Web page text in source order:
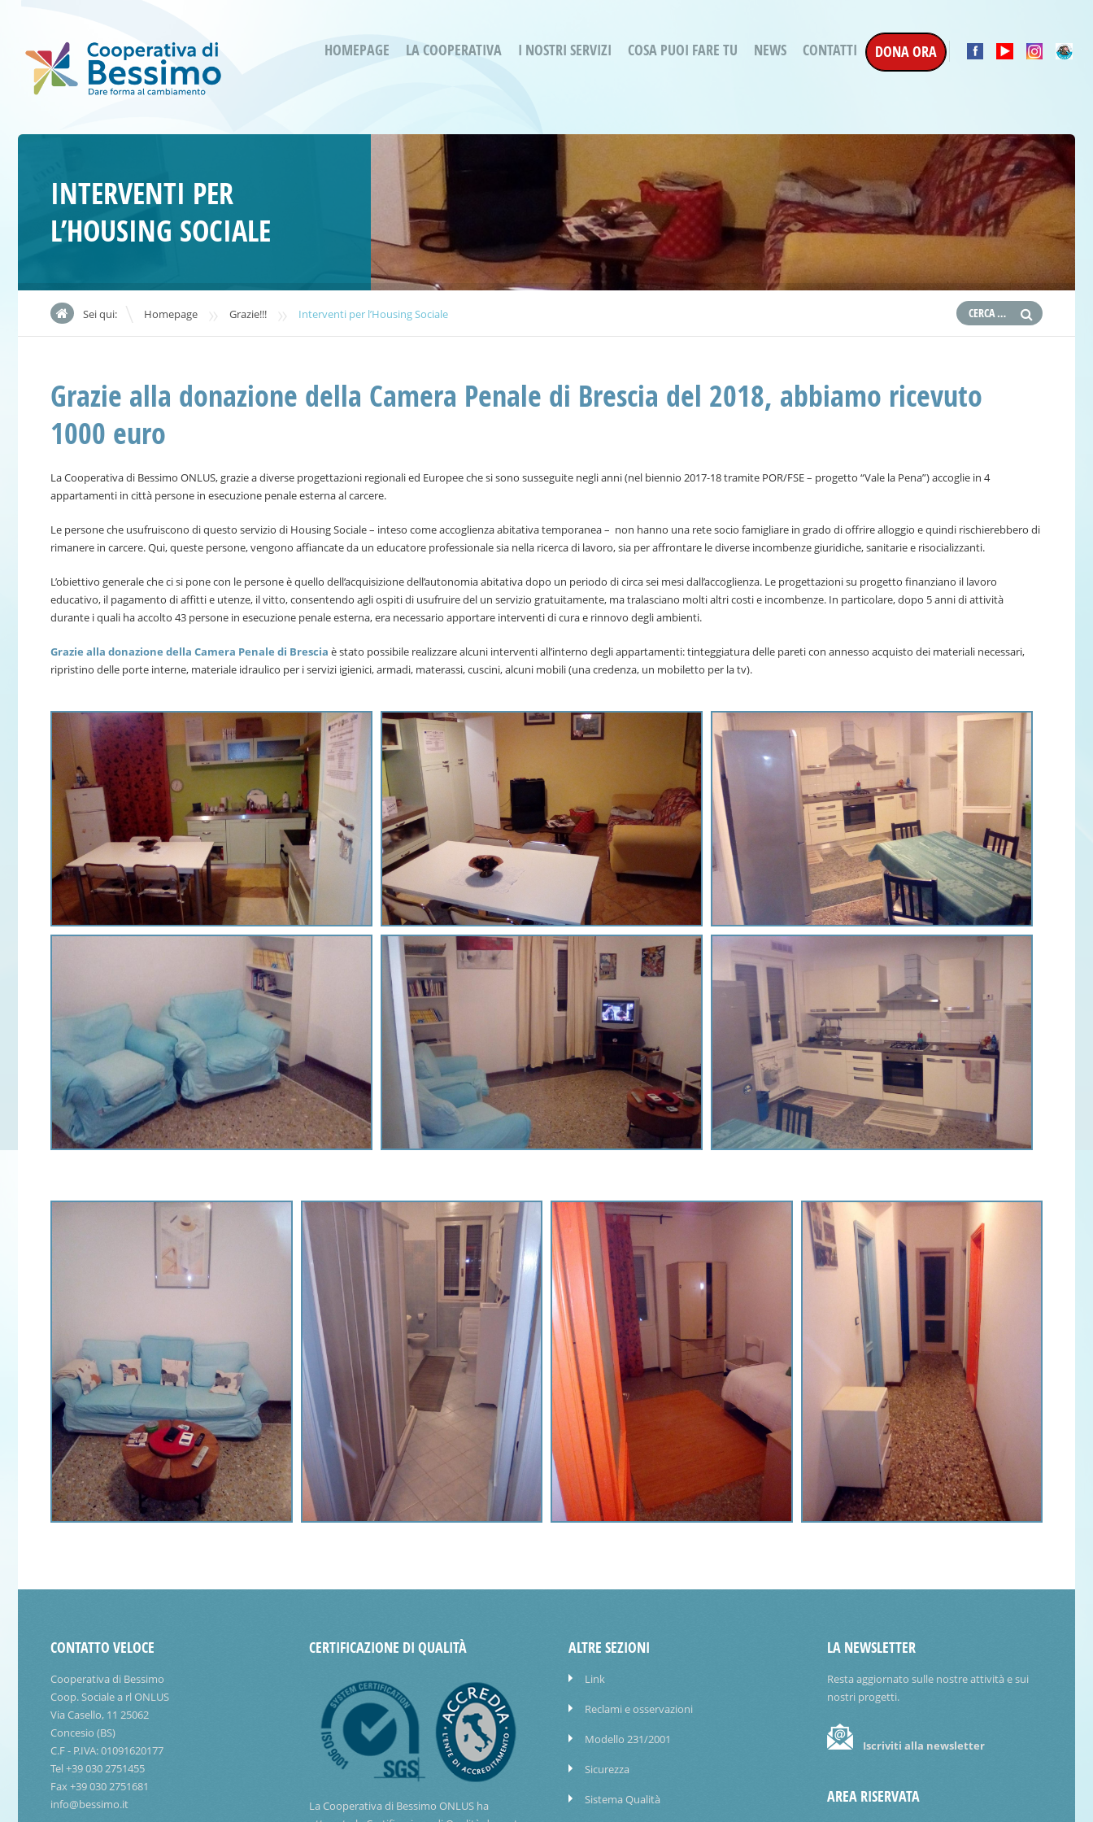
HOMEPAGE LA COOPERATIVA I NOSTRI SERVIZI
Bessimo Due
Regina di Cuori
Servizi di Inclusione Sociale
SMI Gli Acrobati – Lallio
Housing Sociale
ergoterapica
Oltre la Terapia
Progetti in corso
Progetti conclusi
COSA PUOI FARE TU NEWS CONTATTI DONA ORA
INTERVENTI PER
L’HOUSING SOCIALE
Sei qui: Homepage » Grazie!!! » Interventi per l’Housing Sociale
Grazie alla donazione della Camera Penale di Brescia del 2018, abbiamo ricevuto
1000 euro
La Cooperativa di Bessimo ONLUS, grazie a diverse progettazioni regionali ed Europee che si sono susseguite negli anni (nel biennio 2017-18 tramite POR/FSE – progetto “Vale la Pena”) accoglie in 4
appartamenti in città persone in esecuzione penale esterna al carcere.
Le persone che usufruiscono di questo servizio di Housing Sociale – inteso come accoglienza abitativa temporanea – non hanno una rete socio famigliare in grado di offrire alloggio e quindi rischierebbero di
rimanere in carcere. Qui, queste persone, vengono affiancate da un educatore professionale sia nella ricerca di lavoro, sia per affrontare le diverse incombenze giuridiche, sanitarie e risocializzanti.
L’obiettivo generale che ci si pone con le persone è quello dell’acquisizione dell’autonomia abitativa dopo un periodo di circa sei mesi dall’accoglienza. Le progettazioni su progetto finanziano il lavoro
educativo, il pagamento di affitti e utenze, il vitto, consentendo agli ospiti di usufruire del un servizio gratuitamente, ma tralasciano molti altri costi e incombenze. In particolare, dopo 5 anni di attività
durante i quali ha accolto 43 persone in esecuzione penale esterna, era necessario apportare interventi di cura e rinnovo degli ambienti.
Grazie alla donazione della Camera Penale di Brescia è stato possibile realizzare alcuni interventi all’interno degli appartamenti: tinteggiatura delle pareti con annesso acquisto dei materiali necessari,
ripristino delle porte interne, materiale idraulico per i servizi igienici, armadi, materassi, cuscini, alcuni mobili (una credenza, un mobiletto per la tv).
CONTATTO VELOCE
Cooperativa di Bessimo
Coop. Sociale a rl ONLUS
Via Casello, 11 25062
Concesio (BS)
C.F - P.IVA: 01091620177
Tel +39 030 2751455
Fax +39 030 2751681
info@bessimo.it
CERTIFICAZIONE DI QUALITÀ
La Cooperativa di Bessimo ONLUS ha
ALTRE SEZIONI
Link
Reclami e osservazioni
Modello 231/2001
Sicurezza
Sistema Qualità
LA NEWSLETTER
Resta aggiornato sulle nostre attività e sui
nostri progetti.
Iscriviti alla newsletter
AREA RISERVATA